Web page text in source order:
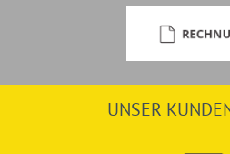
UNSER